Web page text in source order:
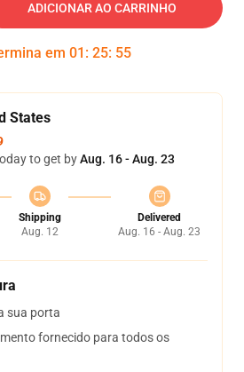
ADICIONAR AO CARRINHO
em 01 : 25: 54
States
to get byAug. 16 - Aug. 23
Shipping
Aug. 12
Delivered
Aug. 16 - Aug. 23
sua porta
fornecido para todos os